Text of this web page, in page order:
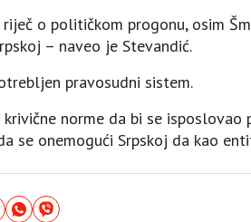
o političkom progonu, osim
– naveo je Stevandić.
pravosudni sistem.
norme da bi se
se onemogući Srpskoj da kao